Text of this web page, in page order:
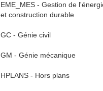
EME_MES - Gestion de
et construction durable
GC - Génie civil
GM - Génie mécanique
HPLANS - Hors plans